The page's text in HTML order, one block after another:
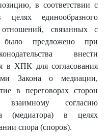
в соответствии с
целях единообразного
отношений, связанных с
было предложено при
внести
в ХПК для согласования
Закона о медиации,
в переговорах сторон
согласию
(медиатора) в целях
спора (споров).